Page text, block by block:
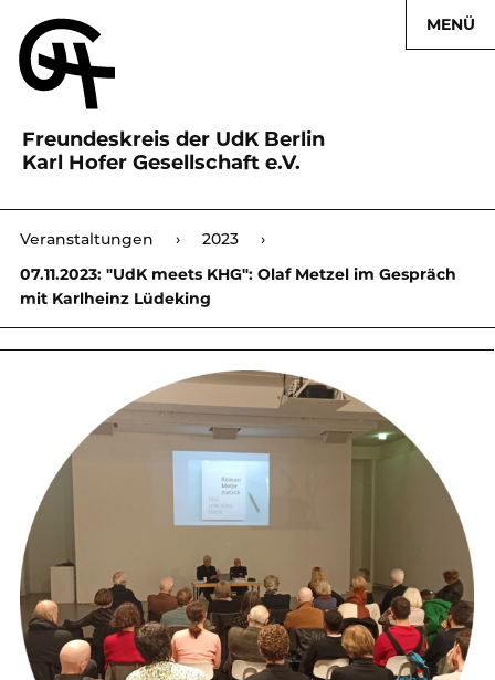
Freundeskreis der UdK Berlin
Karl Hofer Gesellschaft e.V.
MENÜ
Karl Hofer Gesellschaft ›
Veranstaltungen › 2023
›
07.11.2023: "UdK meets KHG": Olaf Metzel im Gespräch
mit Karlheinz Lüdeking